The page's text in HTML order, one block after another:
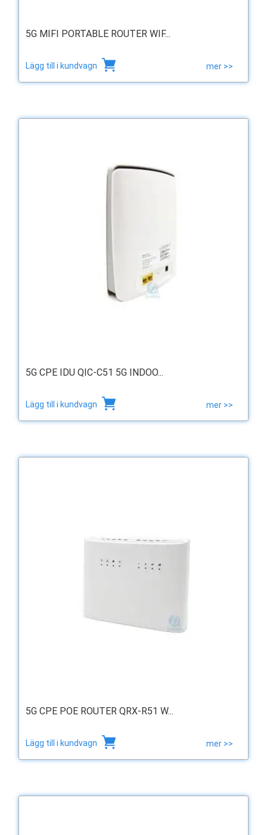
5G MIFI PORTABLE ROUTER WIF...
Lägg till i kundvagn mer >>
5G CPE IDU QIC-C51 5G INDOO...
Lägg till i kundvagn mer >>
5G CPE POE ROUTER QRX-R51 W...
Lägg till i kundvagn mer >>